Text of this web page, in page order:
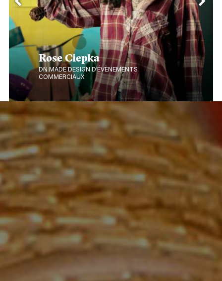
Rose Ciepka
DN MADE DESIGN D’ÉVÈNEMENTS
COMMERCIAUX